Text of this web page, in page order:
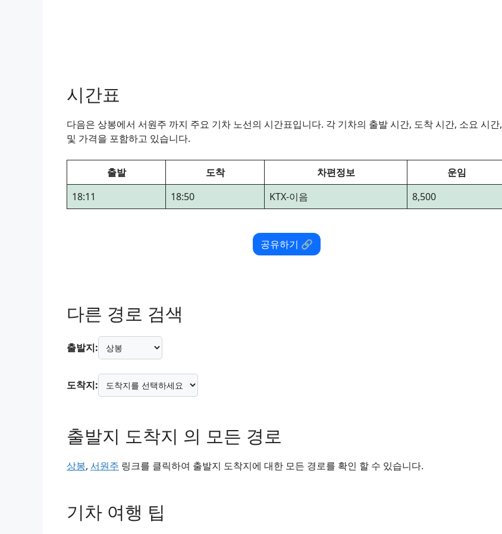
시간표
다음은 상봉에서 서원주 까지 주요 기차 노선의 시간표입니다. 각 기차의 출발 시간, 도착 시간, 소요 시간,
및 가격을 포함하고 있습니다.
출발 도착 차편정보
운임
18:11
18:50 KTX-이음 8,500
공유하기 🔗
다른 경로 검색
출발지:
도착지:
출발지 도착지 의 모든 경로
상봉, 서원주 링크를 클릭하여 출발지 도착지에 대한 모든 경로를 확인 할 수 있습니다.
기차 여행 팁